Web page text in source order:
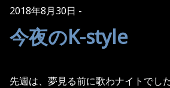
2018年8月30日
今夜のK-style
先週は、夢見る前に歌わナイトでし